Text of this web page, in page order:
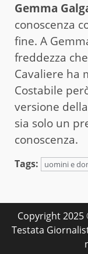
Gemma
conoscenza
fine. A
freddezza
Cavaliere ha
Costabile
versione
sia solo un
conoscenza.
Tags: uomini e
Copyright
Testata